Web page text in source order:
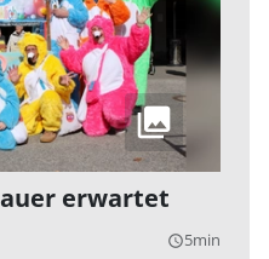
erwartet
query_builder5min